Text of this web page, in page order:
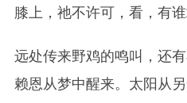
膝上，祂不许可，看，有谁
远处传来野鸡的鸣叫，还
赖恩从梦中醒来。太阳从